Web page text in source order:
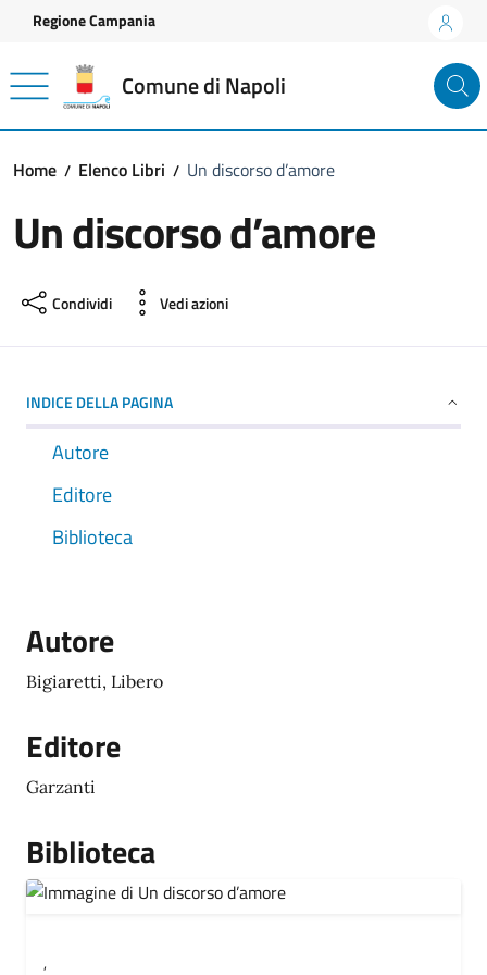
Vai ai contenuti
Vai al footer
Regione Campania
Comune di Napoli
Home Elenco Libri Un discorso d’amore
Un discorso d’amore
Condividi Vedi azioni
INDICE DELLA PAGINA
Autore
Editore
Biblioteca
Autore
Bigiaretti, Libero
Editore
Garzanti
Biblioteca
,